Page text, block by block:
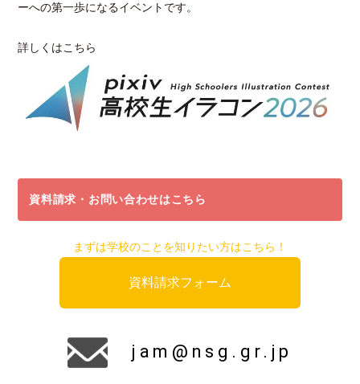
ーへの第一歩になるイベントです。
詳しくはこちら
資料請求・お問い合わせはこちら
まずは学校のことを知りたい方はこちら！
資料請求フォーム
jam@nsg.gr.jp